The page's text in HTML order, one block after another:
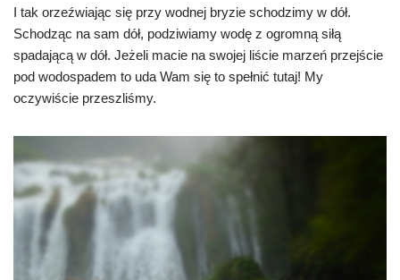
I tak orzeźwiając się przy wodnej bryzie schodzimy w dół.
Schodząc na sam dół, podziwiamy wodę z ogromną siłą
spadającą w dół. Jeżeli macie na swojej liście marzeń przejście
pod wodospadem to uda Wam się to spełnić tutaj! My
oczywiście przeszliśmy.